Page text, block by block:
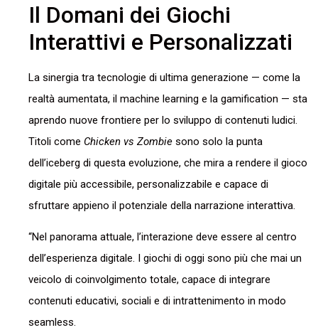
Il Domani dei Giochi
Interattivi e Personalizzati
La sinergia tra tecnologie di ultima generazione — come la
realtà aumentata, il machine learning e la gamification — sta
aprendo nuove frontiere per lo sviluppo di contenuti ludici.
Titoli come Chicken vs Zombie sono solo la punta
dell’iceberg di questa evoluzione, che mira a rendere il gioco
digitale più accessibile, personalizzabile e capace di
sfruttare appieno il potenziale della narrazione interattiva.
Nel panorama attuale, l’interazione deve essere al centro
dell’esperienza digitale. I giochi di oggi sono più che mai un
veicolo di coinvolgimento totale, capace di integrare
contenuti educativi, sociali e di intrattenimento in modo
seamless.